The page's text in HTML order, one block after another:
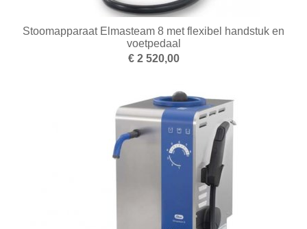
Stoomapparaat Elmasteam 8 met flexibel handstuk en
voetpedaal
€ 2 520,00